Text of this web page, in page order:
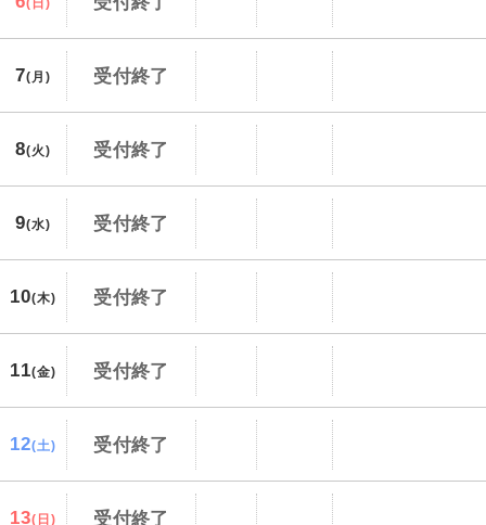
(日)
7(月) 受付終了
8(火) 受付終了
9(水) 受付終了
10(木) 受付終了
11(金) 受付終了
12(土) 受付終了
13(日) 受付終了
3,000円、子供（2歳以上12歳未満）3,000円
2026/9/29〜2026/10/4 大人（12歳以上）
3,000円、子供（2歳以上12歳未満）3,000円
2026/10/5〜2026/10/12 大人（12歳以上）
3,000円、子供（2歳以上12歳未満）3,000円
2026/10/13〜2026/10/19 大人（12歳以上）
3,000円、子供（2歳以上12歳未満）3,000円
2026/10/20〜2026/10/22 大人（12歳以上）
3,000円、子供（2歳以上12歳未満）3,000円
2026/10/23〜2026/10/24 大人（12歳以上）
3,000円、子供（2歳以上12歳未満）3,000円
2026/10/25〜2026/10/26 大人（12歳以上）
3,000円、子供（2歳以上12歳未満）3,000円
2026/10/27〜2026/12/17 大人（12歳以上）
3,000円、子供（2歳以上12歳未満）3,000円
2026/12/18〜2027/1/2 大人（12歳以上）
3,000円、子供（2歳以上12歳未満）3,000円